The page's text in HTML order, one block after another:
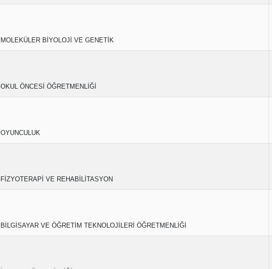
MOLEKÜLER BİYOLOJİ VE GENETİK
OKUL ÖNCESİ ÖĞRETMENLİĞİ
OYUNCULUK
FİZYOTERAPİ VE REHABİLİTASYON
BİLGİSAYAR VE ÖĞRETİM TEKNOLOJİLERİ ÖĞRETMENLİĞİ